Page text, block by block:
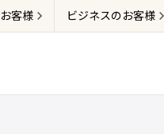
お客様 ビジネスのお客様